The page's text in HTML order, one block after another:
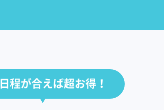
日程が合えば超お得！